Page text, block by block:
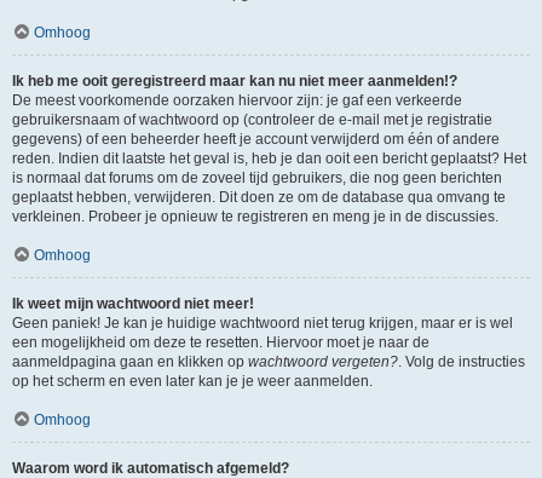
Omhoog
Ik heb me ooit geregistreerd maar kan nu niet meer aanmelden!?
De meest voorkomende oorzaken hiervoor zijn: je gaf een verkeerde
gebruikersnaam of wachtwoord op (controleer de e-mail met je registratie
gegevens) of een beheerder heeft je account verwijderd om één of andere
reden. Indien dit laatste het geval is, heb je dan ooit een bericht geplaatst? Het
is normaal dat forums om de zoveel tijd gebruikers, die nog geen berichten
geplaatst hebben, verwijderen. Dit doen ze om de database qua omvang te
verkleinen. Probeer je opnieuw te registreren en meng je in de discussies.
Omhoog
Ik weet mijn wachtwoord niet meer!
Geen paniek! Je kan je huidige wachtwoord niet terug krijgen, maar er is wel
een mogelijkheid om deze te resetten. Hiervoor moet je naar de
aanmeldpagina gaan en klikken op wachtwoord vergeten?. Volg de instructies
op het scherm en even later kan je je weer aanmelden.
Omhoog
Waarom word ik automatisch afgemeld?